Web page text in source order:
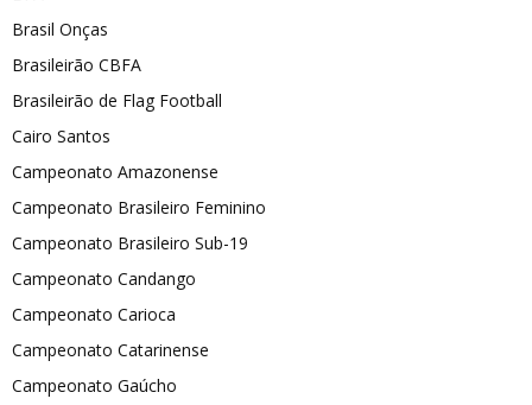
Brasil Onças
Brasileirão CBFA
Brasileirão de Flag Football
Cairo Santos
Campeonato Amazonense
Campeonato Brasileiro Feminino
Campeonato Brasileiro Sub-19
Campeonato Candango
Campeonato Carioca
Campeonato Catarinense
Campeonato Gaúcho